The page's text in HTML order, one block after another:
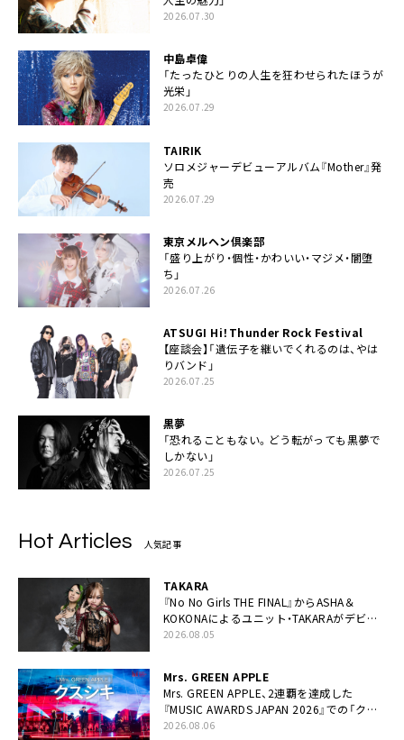
2026.07.30
中島卓偉
「たったひとりの人生を狂わせられたほうが
光栄」
2026.07.29
TAIRIK
ソロメジャーデビューアルバム『Mother』発
売
2026.07.29
東京メルヘン倶楽部
「盛り上がり・個性・かわいい・マジメ・闇堕
ち」
2026.07.26
ATSUGI Hi！Thunder Rock Festival
【座談会】「遺伝子を継いでくれるのは、やは
りバンド」
2026.07.25
黒夢
「恐れることもない。どう転がっても黒夢で
しかない」
2026.07.25
Hot Articles 人気記事
TAKARA
『No No Girls THE FINAL』からASHA＆
KOKONAによるユニット・TAKARAがデビュ
ー
2026.08.05
Mrs. GREEN APPLE
Mrs. GREEN APPLE、2連覇を達成した
『MUSIC AWARDS JAPAN 2026』での「クス
シキ」ライブパフォーマンスをYouTube公開
2026.08.06